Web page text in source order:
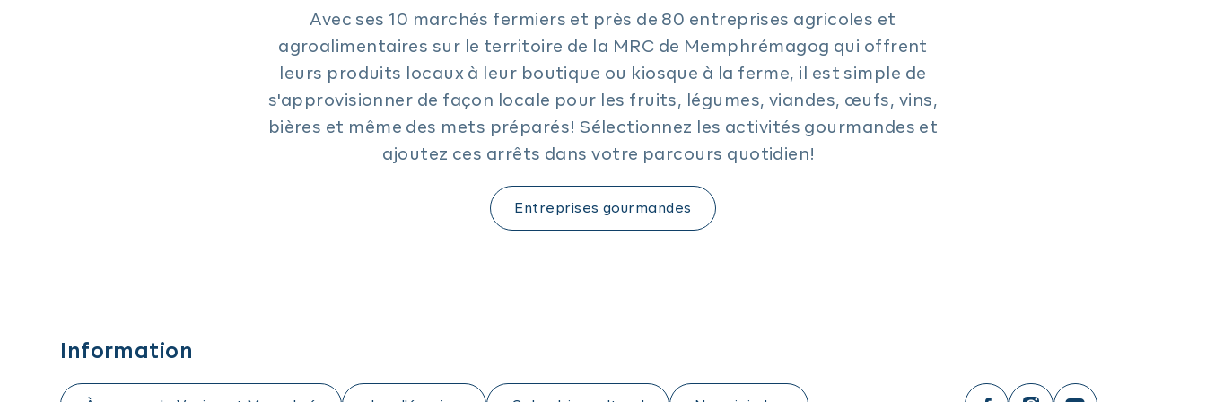
Avec ses 10 marchés fermiers et près de 80 entreprises agricoles et
agroalimentaires sur le territoire de la MRC de Memphrémagog qui offrent
leurs produits locaux à leur boutique ou kiosque à la ferme, il est simple de
s'approvisionner de façon locale pour les fruits, légumes, viandes, œufs, vins,
bières et même des mets préparés! Sélectionnez les activités gourmandes et
ajoutez ces arrêts dans votre parcours quotidien!
Entreprises gourmandes
Information